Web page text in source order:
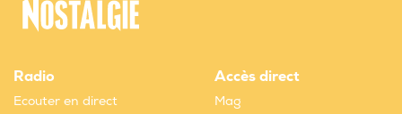
Radio
Ecouter en direct
Accès direct
Mag